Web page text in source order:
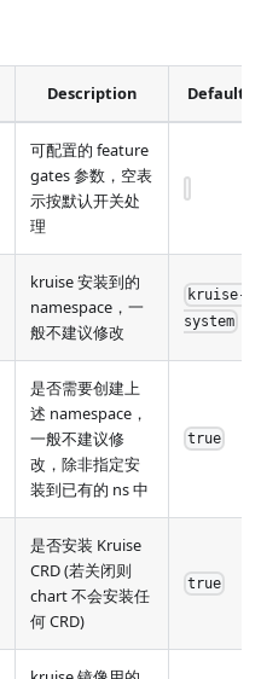
Description Default
可配置的 feature
gates 参数，空表
示按默认开关处
理
kruise 安装到的
namespace，一
般不建议修改
kruise-
system
是否需要创建上
述 namespace，
一般不建议修
改，除非指定安
装到已有的 ns 中
true
是否安装 Kruise
CRD (若关闭则
chart 不会安装任
何 CRD)
true